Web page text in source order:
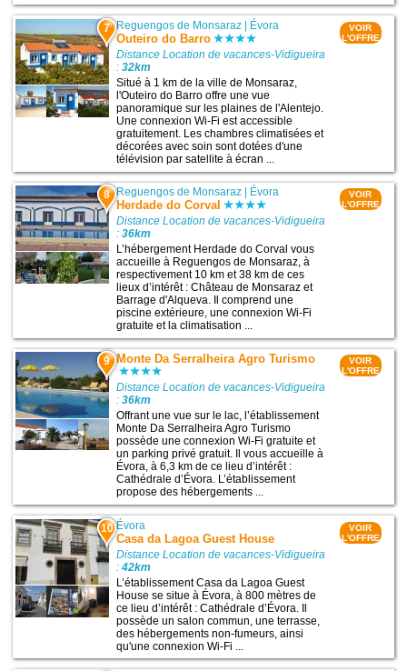
7 Reguengos de Monsaraz Évora
Outeiro do Barro
Distance Location de vacances-Vidigueira
:32km
Situé à 1 km de la ville de Monsaraz,
l'Outeiro do Barro offre une vue
panoramique sur les plaines de l'Alentejo.
Une connexion Wi-Fi est accessible
gratuitement. Les chambres climatisées et
décorées avec soin sont dotées d'une
télévision par satellite à écran ...
VOIR
L'OFFRE
8 Reguengos de Monsaraz Évora
Herdade do Corval
Distance Location de vacances-Vidigueira
:36km
L’hébergement Herdade do Corval vous
accueille à Reguengos de Monsaraz, à
respectivement 10 km et 38 km de ces
lieux d’intérêt : Château de Monsaraz et
Barrage d'Alqueva. Il comprend une
piscine extérieure, une connexion Wi-Fi
gratuite et la climatisation ...
VOIR
L'OFFRE
9 Monte Da Serralheira Agro Turismo
Distance Location de vacances-Vidigueira
:36km
Offrant une vue sur le lac, l’établissement
Monte Da Serralheira Agro Turismo
possède une connexion Wi-Fi gratuite et
un parking privé gratuit. Il vous accueille à
Évora, à 6,3 km de ce lieu d’intérêt :
Cathédrale d’Évora. L’établissement
propose des hébergements ...
VOIR
L'OFFRE
10 Évora
Casa da Lagoa Guest House
Distance Location de vacances-Vidigueira
:42km
L’établissement Casa da Lagoa Guest
House se situe à Évora, à 800 mètres de
ce lieu d’intérêt : Cathédrale d’Évora. Il
possède un salon commun, une terrasse,
des hébergements non-fumeurs, ainsi
qu'une connexion Wi-Fi ...
VOIR
L'OFFRE